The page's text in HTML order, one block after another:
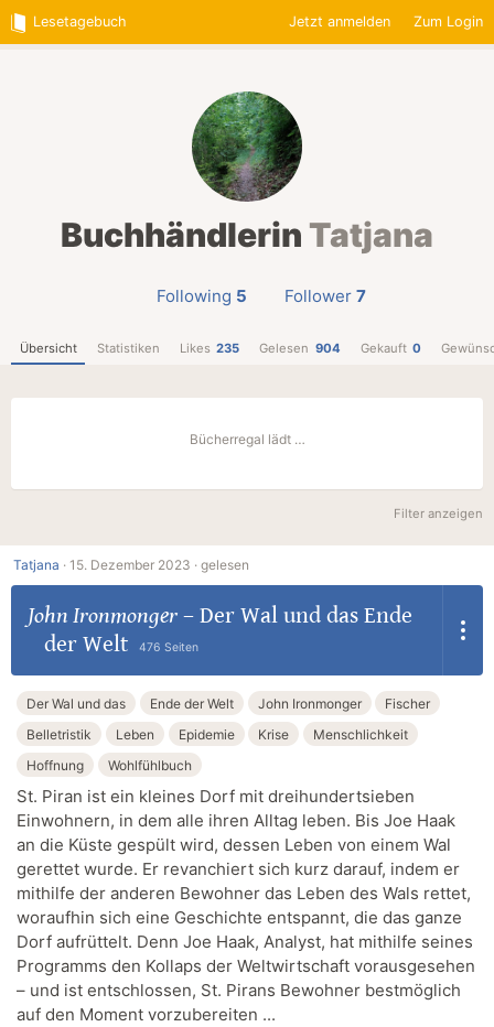
Lesetagebuch Jetzt anmelden Zum Login
Buchhändlerin Tatjana
Following 5 Follower 7
Übersicht Statistiken Likes 235 Gelesen 904 Gekauft 0
Bücherregal lädt …
Filter anzeigen
Tatjana · 15. Dezember 2023 · gelesen
John Ironmonger– Der Wal und das Ende
der Welt
476 Seiten
Der Wal und das Ende der Welt John Ironmonger
Fischer
Belletristik
Leben Epidemie Krise
Menschlichkeit
Hoffnung
Wohlfühlbuch
St. Piran ist ein kleines Dorf mit dreihundertsieben
Einwohnern, in dem alle ihren Alltag leben. Bis Joe Haak
an die Küste gespült wird, dessen Leben von einem Wal
gerettet wurde. Er revanchiert sich kurz darauf, indem er
mithilfe der anderen Bewohner das Leben des Wals rettet,
woraufhin sich eine Geschichte entspannt, die das ganze
Dorf aufrüttelt. Denn Joe Haak, Analyst, hat mithilfe seines
Programms den Kollaps der Weltwirtschaft vorausgesehen
– und ist entschlossen, St. Pirans Bewohner bestmöglich
auf den Moment vorzubereiten ...